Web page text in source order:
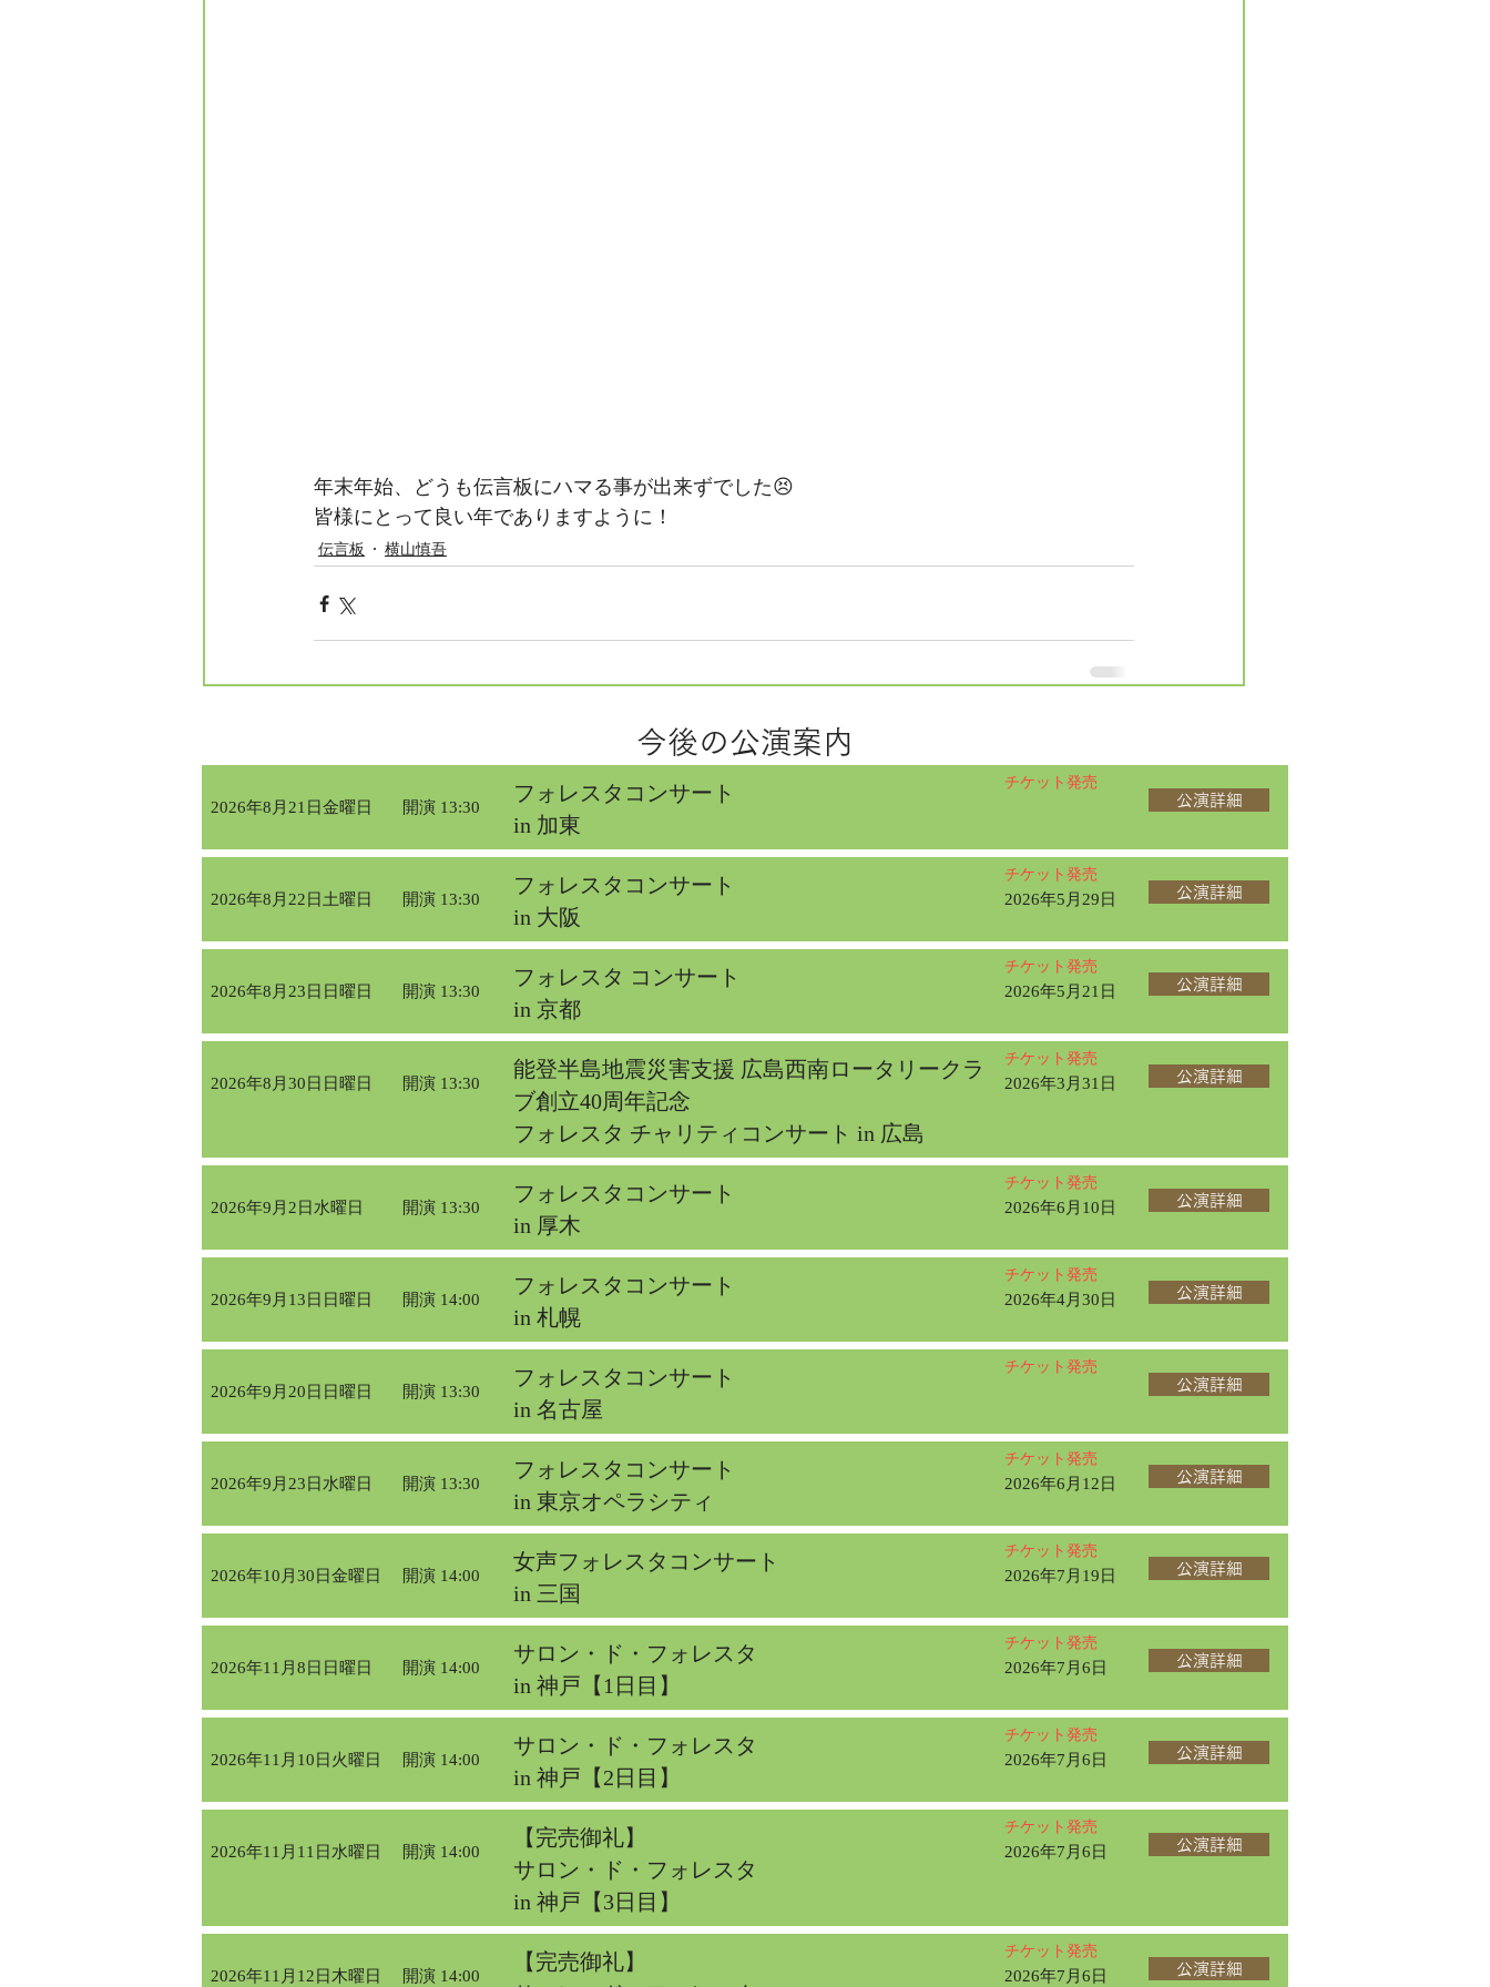
年末年始、どうも伝言板にハマる事が出来ずでした😣
皆様にとって良い年でありますように！
伝言板 横山慎吾
今後の公演案内
2026年8月21日金曜日 開演 13:30
フォレスタコンサート
in 加東
チケット発売
公演詳細
2026年8月22日土曜日 開演 13:30
フォレスタコンサート
in 大阪
チケット発売
2026年5月29日 公演詳細
2026年8月23日日曜日 開演 13:30
フォレスタ コンサート
in 京都
チケット発売
2026年5月21日 公演詳細
2026年8月30日日曜日 開演 13:30
能登半島地震災害支援 広島西南ロータリークラ
ブ創立40周年記念
フォレスタ チャリティコンサート in 広島
チケット発売
2026年3月31日 公演詳細
2026年9月2日水曜日 開演 13:30
フォレスタコンサート
in 厚木
チケット発売
2026年6月10日 公演詳細
2026年9月13日日曜日 開演 14:00
フォレスタコンサート
in 札幌
チケット発売
2026年4月30日 公演詳細
2026年9月20日日曜日 開演 13:30
フォレスタコンサート
in 名古屋
チケット発売
公演詳細
2026年9月23日水曜日 開演 13:30
フォレスタコンサート
in 東京オペラシティ
チケット発売
2026年6月12日 公演詳細
2026年10月30日金曜日 開演 14:00
女声フォレスタコンサート
in 三国
チケット発売
2026年7月19日 公演詳細
2026年11月8日日曜日 開演 14:00
サロン・ド・フォレスタ
in 神戸【1日目】
チケット発売
2026年7月6日 公演詳細
2026年11月10日火曜日 開演 14:00
サロン・ド・フォレスタ
in 神戸【2日目】
チケット発売
2026年7月6日 公演詳細
2026年11月11日水曜日 開演 14:00
【完売御礼】
サロン・ド・フォレスタ
in 神戸【3日目】
チケット発売
2026年7月6日 公演詳細
2026年11月12日木曜日 開演 14:00
【完売御礼】
チケット発売
2026年7月6日 公演詳細